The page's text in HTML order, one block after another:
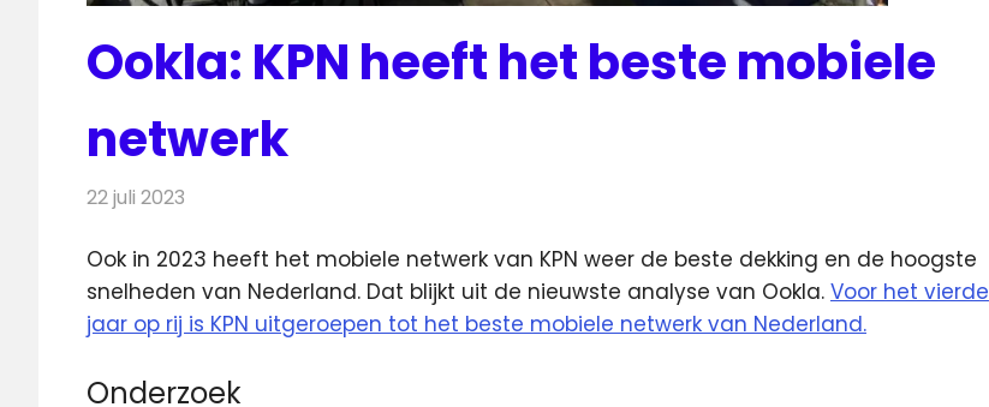
Ookla: KPN heeft het beste mobiele
netwerk
22 juli 2023
Ook in 2023 heeft het mobiele netwerk van KPN weer de beste dekking en de hoogste
snelheden van Nederland. Dat blijkt uit de nieuwste analyse van Ookla. Voor het vierde
jaar op rij is KPN uitgeroepen tot het beste mobiele netwerk van Nederland.
Onderzoek